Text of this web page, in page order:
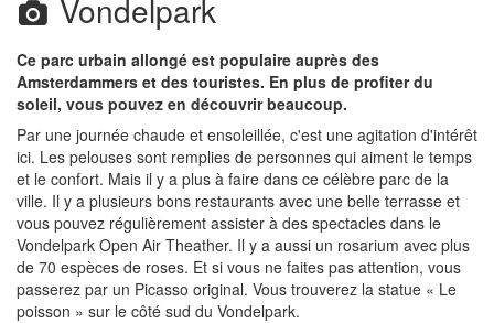
Vondelpark
Ce parc urbain allongé est populaire auprès des
Amsterdammers et des touristes. En plus de profiter du
soleil, vous pouvez en découvrir beaucoup.
Par une journée chaude et ensoleillée, c'est une agitation d'intérêt
ici. Les pelouses sont remplies de personnes qui aiment le temps
et le confort. Mais il y a plus à faire dans ce célèbre parc de la
ville. Il y a plusieurs bons restaurants avec une belle terrasse et
vous pouvez régulièrement assister à des spectacles dans le
Vondelpark Open Air Theather. Il y a aussi un rosarium avec plus
de 70 espèces de roses. Et si vous ne faites pas attention, vous
passerez par un Picasso original. Vous trouverez la statue « Le
poisson » sur le côté sud du Vondelpark.